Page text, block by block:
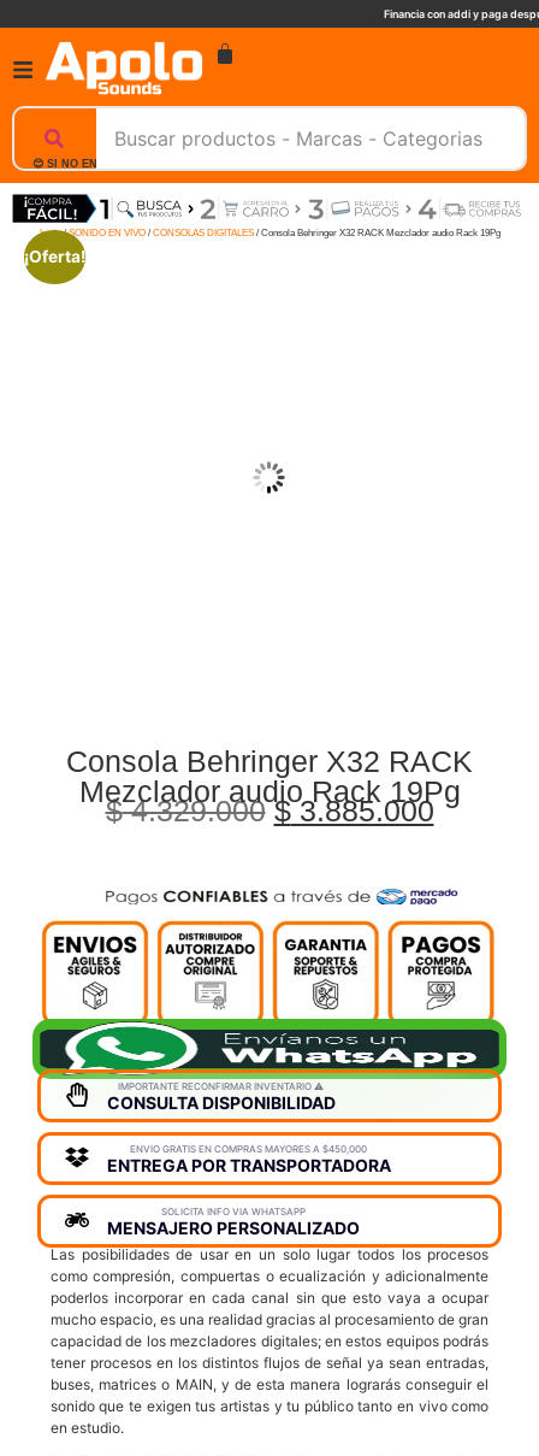
Financia con addi y paga
😊 SI NO ENCUENTRAS UN PRODUCTO, NOSOTROS TE AYUDAMOS, ESCRIBENOS. 📲
Inicio/SONIDO EN VIVO/ CONSOLAS DIGITALES/ Consola Behringer X32 RACK Mezclador audio Rack 19Pg
¡Oferta!
Consola Behringer X32 RACK
Mezclador audio Rack 19Pg
$4.329.000 $3.885.000
IMPORTANTE RECONFIRMAR INVENTARIO ⚠️
CONSULTA DISPONIBILIDAD
ENVIO GRATIS EN COMPRAS MAYORES A $450,000
ENTREGA POR TRANSPORTADORA
SOLICITA INFO VIA WHATSAPP
MENSAJERO PERSONALIZADO
Las posibilidades de usar en un solo lugar todos los procesos
como compresión, compuertas o ecualización y adicionalmente
poderlos incorporar en cada canal sin que esto vaya a ocupar
mucho espacio, es una realidad gracias al procesamiento de gran
capacidad de los mezcladores digitales; en estos equipos podrás
tener procesos en los distintos flujos de señal ya sean entradas,
buses, matrices o MAIN, y de esta manera lograrás conseguir el
sonido que te exigen tus artistas y tu público tanto en vivo como
en estudio.